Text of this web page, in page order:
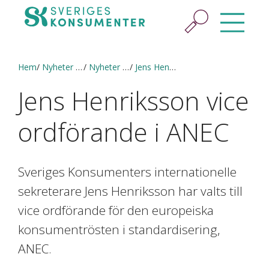
Hem Nyheter & press Nyheter och pressmeddelanden Jens Henriksson vice ordförande i ANEC
Jens Henriksson vice
ordförande i ANEC
Sveriges Konsumenters internationelle
sekreterare Jens Henriksson har valts till
vice ordförande för den europeiska
konsumentrösten i standardisering,
ANEC.